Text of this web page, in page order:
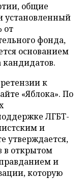
общие
установленный
от
фонда,
основанием
к
«Яблока». По
ЛГБТ-
и
утверждается,
в открытом
и
которую